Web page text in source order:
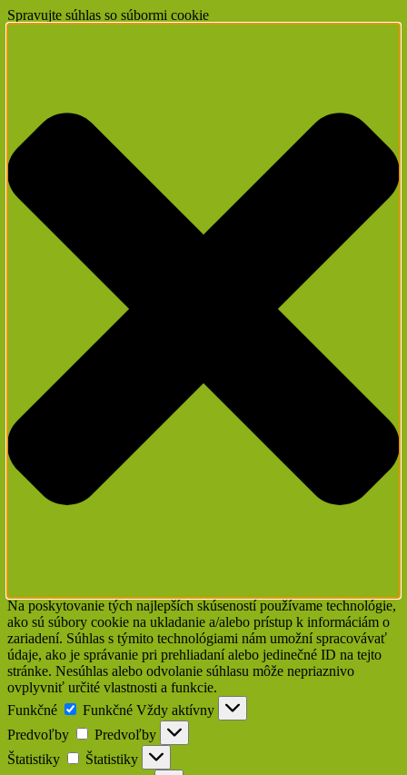
Spravujte súhlas so súbormi cookie
Na poskytovanie tých najlepších skúseností používame technológie,
ako sú súbory cookie na ukladanie a/alebo prístup k informáciám o
zariadení. Súhlas s týmito technológiami nám umožní spracovávať
údaje, ako je správanie pri prehliadaní alebo jedinečné ID na tejto
stránke. Nesúhlas alebo odvolanie súhlasu môže nepriaznivo
ovplyvniť určité vlastnosti a funkcie.
Funkčné
Funkčné Vždy aktívny
Predvoľby
Predvoľby
Štatistiky
Štatistiky